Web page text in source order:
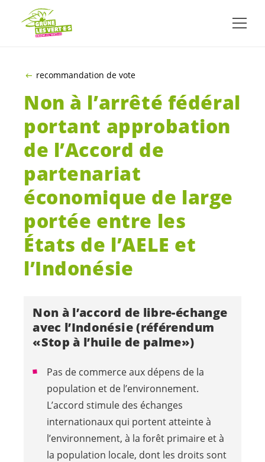
ALLER AU CONTENU PRINCIPAL
recommandation de vote
Non à l’arrêté fédéral
portant approbation
de l’Accord de
partenariat
économique de large
portée entre les
États de l’AELE et
l’Indonésie
Non à l’accord de libre-échange
avec l’Indonésie (référendum
«Stop à l’huile de palme»)
Pas de commerce aux dépens de la
population et de l’environnement.
L’accord stimule des échanges
internationaux qui portent atteinte à
l’environnement, à la forêt primaire et à
la population locale, dont les droits sont